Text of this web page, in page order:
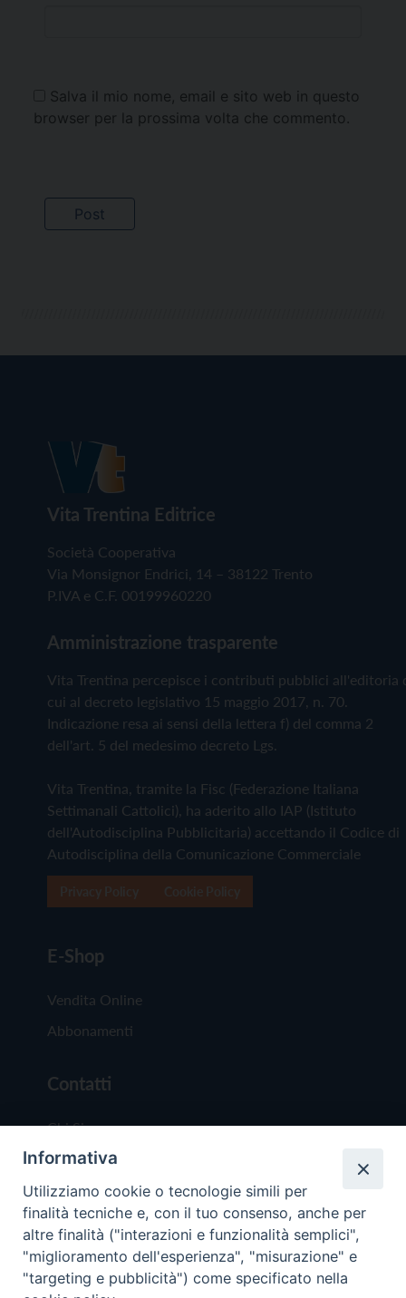
Salva il mio nome, email e sito web in questo
browser per la prossima volta che commento.
Vita Trentina Editrice
Società Cooperativa
Via Monsignor Endrici, 14 – 38122 Trento
P.IVA e C.F. 00199960220
Amministrazione trasparente
Vita Trentina percepisce i contributi pubblici all'editoria
cui al decreto legislativo 15 maggio 2017, n. 70.
Indicazione resa ai sensi della lettera f) del comma 2
dell'art. 5 del medesimo decreto Lgs.
Vita Trentina, tramite la Fisc (Federazione Italiana
Settimanali Cattolici), ha aderito allo IAP (Istituto
dell'Autodisciplina Pubblicitaria) accettando il Codice di
Autodisciplina della Comunicazione Commerciale
E-Shop
Vendita Online
Abbonamenti
Contatti
Chi Siamo
Redazione
Scrivici
Informativa
Utilizziamo cookie o tecnologie simili per
finalità tecniche e, con il tuo consenso, anche per
altre finalità ("interazioni e funzionalità semplici",
"miglioramento dell'esperienza", "misurazione" e
"targeting e pubblicità") come specificato nella